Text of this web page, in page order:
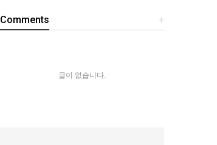
+
Comments
글이 없습니다.